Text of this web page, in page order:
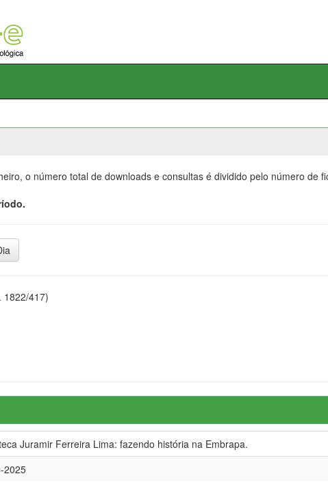
o número total de downloads e consultas é dividido pelo número de
1822/417)
Juramir Ferreira Lima: fazendo história na Embrapa.
2025